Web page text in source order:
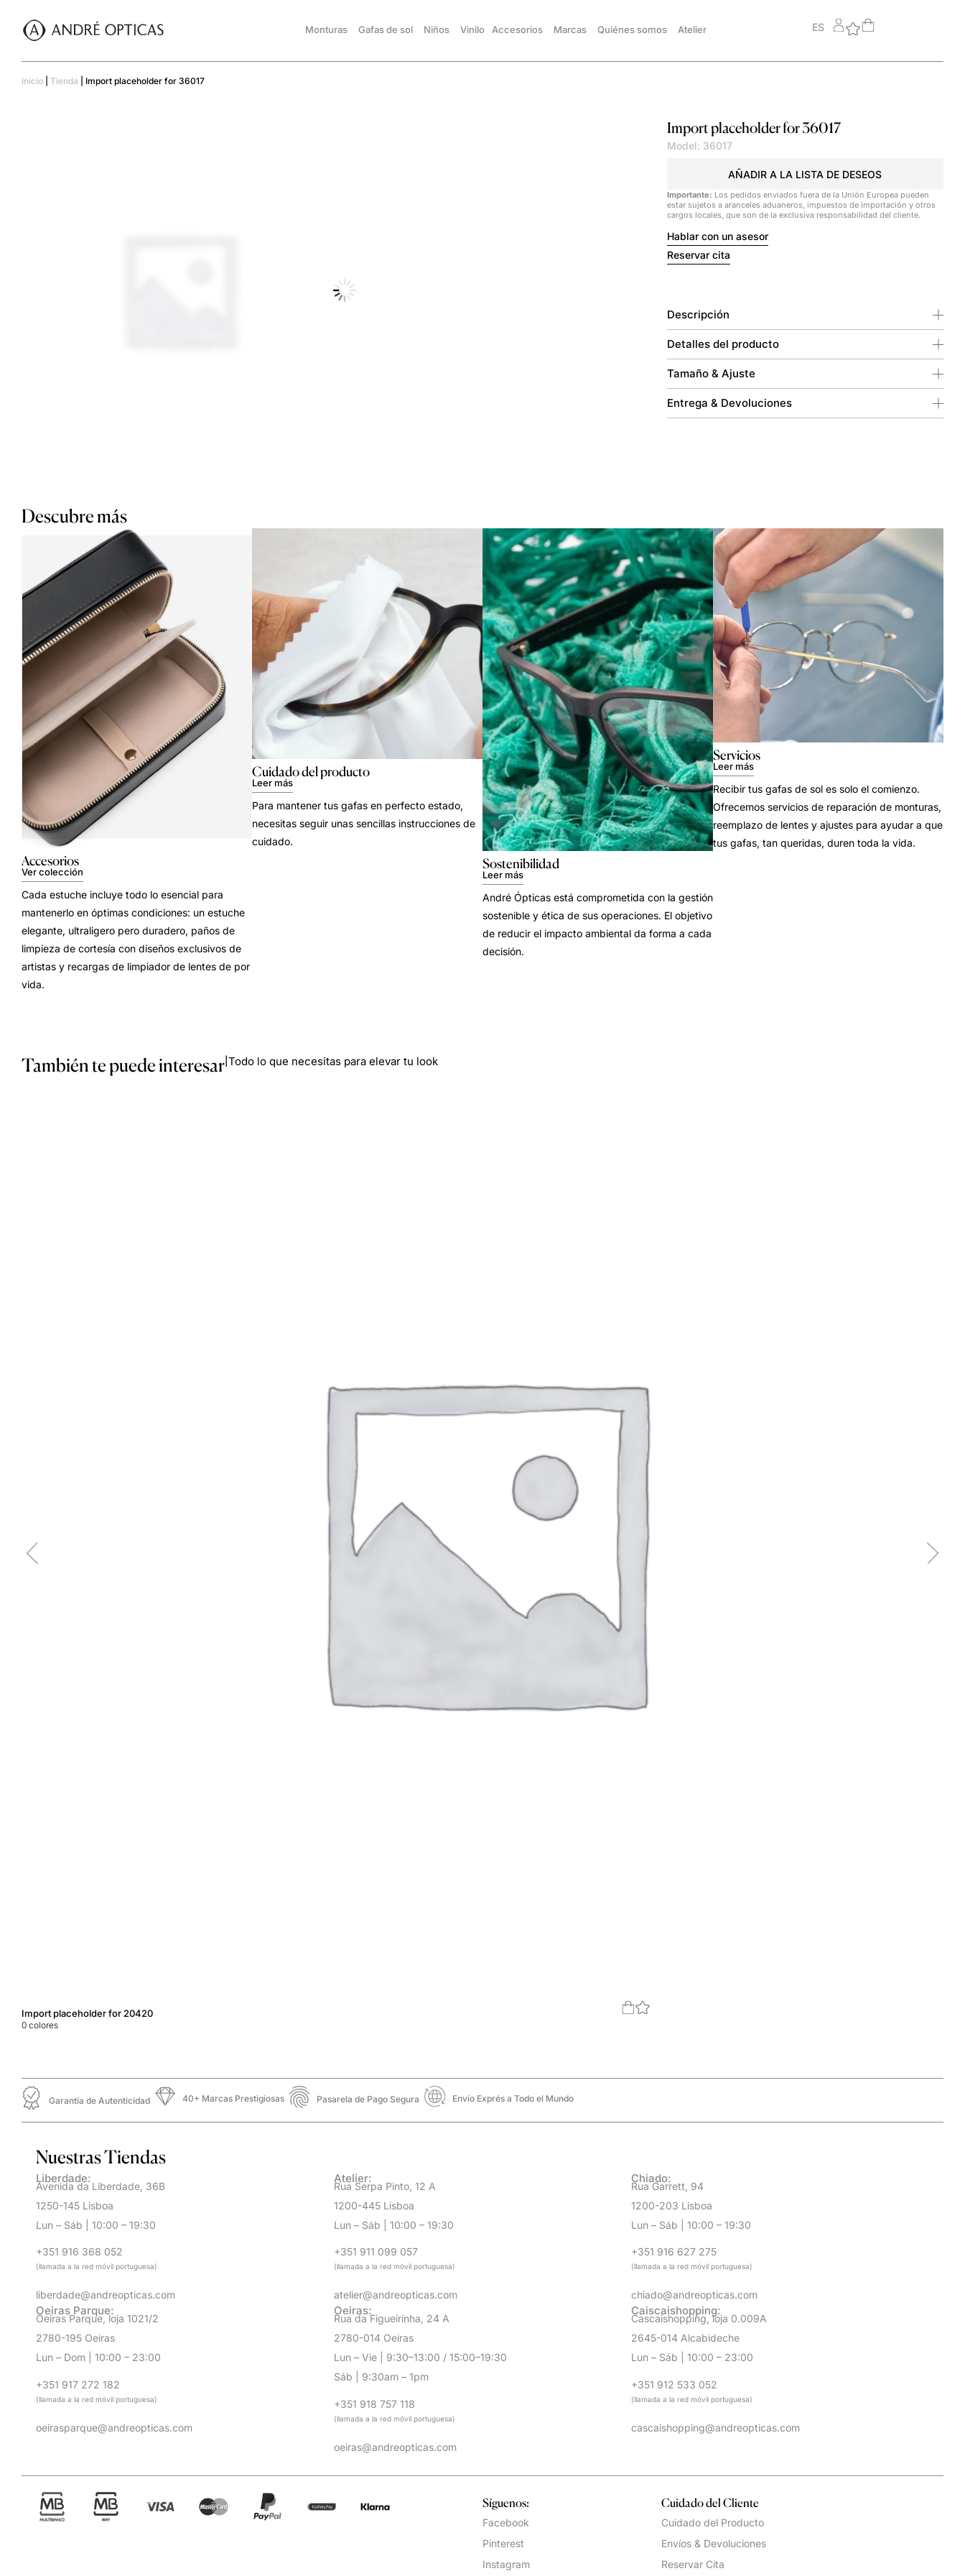
Monturas Gafas de sol Niños Vinilo Accesorios Marcas Quiénes somos Atelier ES
Inicio Tienda Import placeholder for 36017
Import placeholder for 36017
Model: 36017
AÑADIR A LA LISTA DE DESEOS
Importante: Los pedidos enviados fuera de la Unión Europea pueden
estar sujetos a aranceles aduaneros, impuestos de importación y otros
cargos locales, que son de la exclusiva responsabilidad del cliente.
Hablar con un asesor
Reservar cita
Descripción
Detalles del producto
Tamaño & Ajuste
Entrega & Devoluciones
Descubre más
Accesorios
Ver colección
Cada estuche incluye todo lo esencial para
mantenerlo en óptimas condiciones: un estuche
elegante, ultraligero pero duradero, paños de
limpieza de cortesía con diseños exclusivos de
artistas y recargas de limpiador de lentes de por
vida.
Cuidado del producto
Leer más
Para mantener tus gafas en perfecto estado,
necesitas seguir unas sencillas instrucciones de
cuidado.
Sostenibilidad
Leer más
André Ópticas está comprometida con la gestión
sostenible y ética de sus operaciones. El objetivo
de reducir el impacto ambiental da forma a cada
decisión.
Servicios
Leer más
Recibir tus gafas de sol es solo el comienzo.
Ofrecemos servicios de reparación de monturas,
reemplazo de lentes y ajustes para ayudar a que
tus gafas, tan queridas, duren toda la vida.
También te puede interesar Todo lo que necesitas para elevar tu look
Import placeholder for 20420
0 colores
Garantía de Autenticidad 40+ Marcas Prestigiosas Pasarela de Pago Segura Envío Exprés a Todo el Mundo
Nuestras Tiendas
Liberdade:
Avenida da Liberdade, 36B
1250-145 Lisboa
Lun – Sáb | 10:00 – 19:30
+351 916 368 052
(llamada a la red móvil portuguesa)
liberdade@andreopticas.com
Atelier:
Rua Serpa Pinto, 12 A
1200-445 Lisboa
Lun – Sáb | 10:00 – 19:30
+351 911 099 057
(llamada a la red móvil portuguesa)
atelier@andreopticas.com
Chiado:
Rua Garrett, 94
1200-203 Lisboa
Lun – Sáb | 10:00 – 19:30
+351 916 627 275
(llamada a la red móvil portuguesa)
chiado@andreopticas.com
Oeiras Parque:
Oeiras Parque, loja 1021/2
2780-195 Oeiras
Lun – Dom | 10:00 – 23:00
+351 917 272 182
(llamada a la red móvil portuguesa)
oeirasparque@andreopticas.com
Oeiras:
Rua da Figueirinha, 24 A
2780-014 Oeiras
Lun – Vie | 9:30–13:00 / 15:00–19:30
Sáb | 9:30am – 1pm
+351 918 757 118
(llamada a la red móvil portuguesa)
oeiras@andreopticas.com
Caiscaishopping:
Cascaishopping, loja 0.009A
2645-014 Alcabideche
Lun – Sáb | 10:00 – 23:00
+351 912 533 052
(llamada a la red móvil portuguesa)
cascaishopping@andreopticas.com
Síguenos:
Facebook
Pinterest
Instagram
Cuidado del Cliente
Cuidado del Producto
Envíos & Devoluciones
Reservar Cita